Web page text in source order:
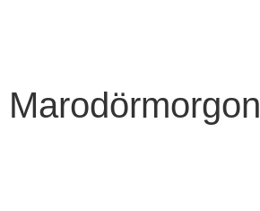
Marodörmorgon